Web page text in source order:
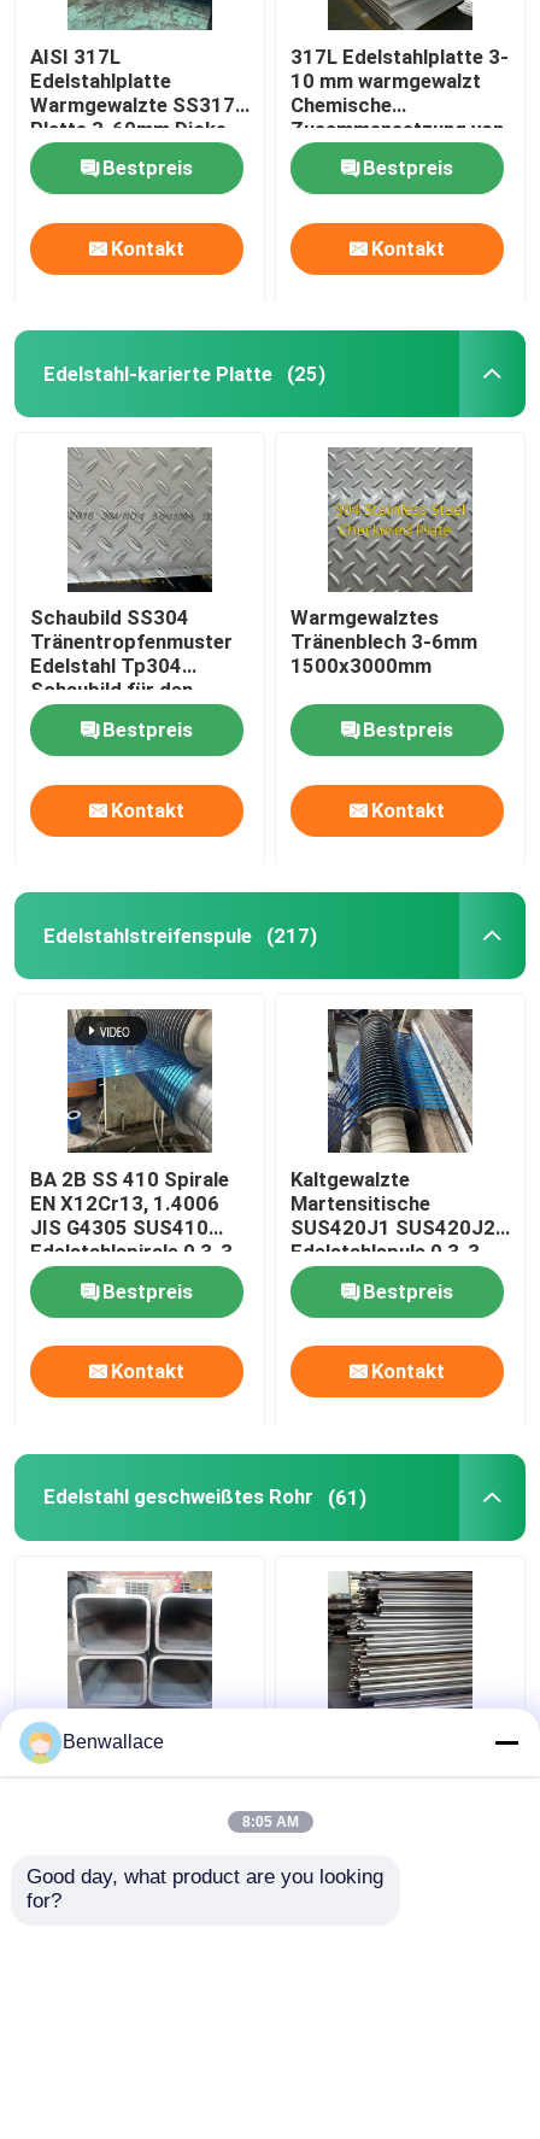
AISI 317L
Edelstahlplatte
Warmgewalzte SS317L
Platte 3-60mm Dicke
1500mm-2000mm
Breite
Bestpreis
Kontakt
317L Edelstahlplatte 3-
10 mm warmgewalzt
Chemische
Zusammensetzung von
317l Edelstahl
Bestpreis
Kontakt
Edelstahl-karierte Platte (25)
Schaubild SS304
Tränentropfenmuster
Edelstahl Tp304
Schaubild für den
Boden
Bestpreis
Kontakt
Warmgewalztes
Tränenblech 3-6mm
1500x3000mm
Bestpreis
Kontakt
Edelstahlstreifenspule (217)
BA 2B SS 410 Spirale
EN X12Cr13, 1.4006
JIS G4305 SUS410
Edelstahlspirale 0,3-3
mm
Bestpreis
Kontakt
Kaltgewalzte
Martensitische
SUS420J1 SUS420J2
Edelstahlspule 0,3-3
mm
Bestpreis
Kontakt
Edelstahl geschweißtes Rohr (61)
ASTM 316L SS
Quadratrohr TP316L
409L Schweißrohr aus
60*1,5*6000 Autoteile
Benwallace
8:05 AM
Good day, what product are you looking
for?